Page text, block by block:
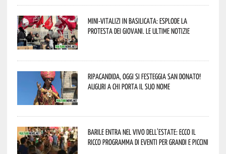
Mini-vitalizi in Basilicata: esplode la
protesta dei giovani. Le ultime notizie
Ripacandida, oggi si festeggia San Donato!
Auguri a chi porta il suo nome
Barile entra nel vivo dell’estate: ecco il
ricco programma di eventi per grandi e piccini